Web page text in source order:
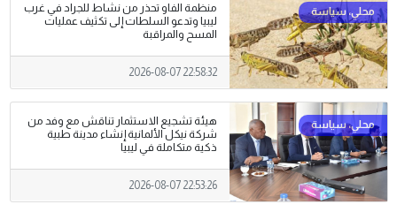
منظمة الفاو تحذر من نشاط للجراد في غرب
ليبيا وتدعو السلطات إلى تكثيف عمليات
المسح والمراقبة
2026-08-07 22:58:32
هيئة تشجيع الاستثمار تناقش مع وفد من
شركة نيكل الألمانية إنشاء مدينة طبية
ذكية متكاملة في ليبيا
2026-08-07 22:53:26